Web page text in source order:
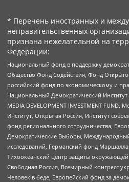
* Перечень иностранных и
неправительственных
признана нежелательной на
Федерации:
Национальный фонд в поддержку
Общество Фонд Содействия, Фонд
российский фонд по экономическому и
Национальный Демократический
MEDIA DEVELOPMENT INVESTMENT
Институт, Открытая Россия, Институт
фонд регионального сотрудничества,
Демократические Выборы,
исследований, Германский фонд
Тихоокеанский центр защиты
Свободная Россия, Всемирный конгресс
Человек в беде, Европейский фонд за